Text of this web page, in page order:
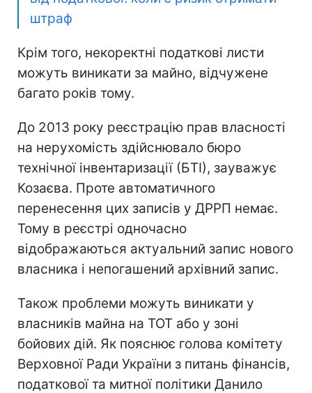
штраф
Крім того, некоректні податкові листи
можуть виникати за майно, відчужене
багато років тому.
До 2013 року реєстрацію прав власності
на нерухомість здійснювало бюро
технічної інвентаризації (БТІ), зауважує
Козаєва. Проте автоматичного
перенесення цих записів у ДРРП немає.
Тому в реєстрі одночасно
відображаються актуальний запис нового
власника і непогашений архівний запис.
Також проблеми можуть виникати у
власників майна на ТОТ або у зоні
бойових дій. Як пояснює голова комітету
Верховної Ради України з питань фінансів,
податкової та митної політики Данило